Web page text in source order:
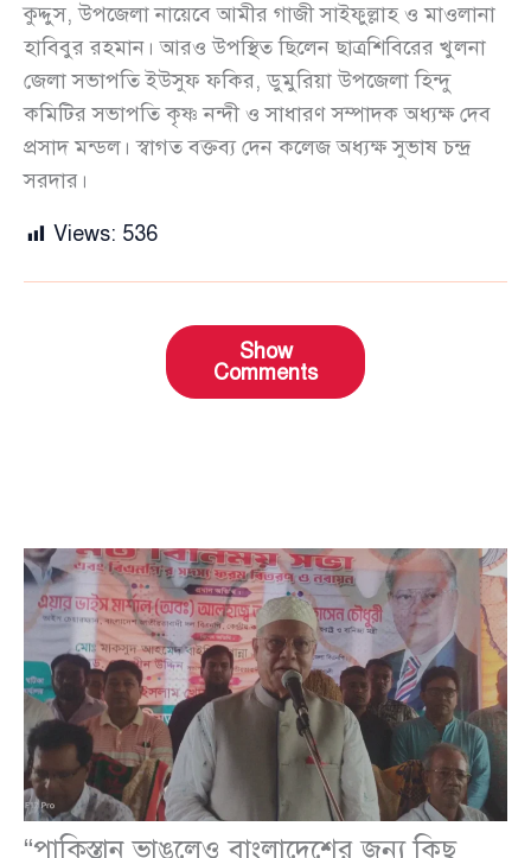
কুদ্দুস, উপজেলা নায়েবে আমীর গাজী সাইফুল্লাহ ও মাওলানা
হাবিবুর রহমান। আরও উপস্থিত ছিলেন ছাত্রশিবিরের খুলনা
জেলা সভাপতি ইউসুফ ফকির, ডুমুরিয়া উপজেলা হিন্দু
কমিটির সভাপতি কৃষ্ণ নন্দী ও সাধারণ সম্পাদক অধ্যক্ষ দেব
প্রসাদ মন্ডল। স্বাগত বক্তব্য দেন কলেজ অধ্যক্ষ সুভাষ চন্দ্র
সরদার।
Views: 536
Show
Comments
“পাকিস্তান ভাঙলেও বাংলাদেশের জন্য কিছু